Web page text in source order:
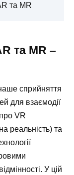
та MR
та MR –
сприйняття
для взаємодії
VR
реальність) та
У цій